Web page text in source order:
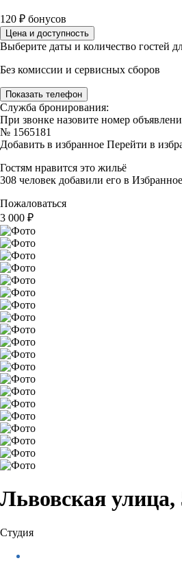
120 ₽ бонусов
Цена и доступность
Выберите даты и количество гостей
Без комиссии и сервисных сборов
Показать телефон
Служба бронирования:
При звонке назовите номер
№ 1565181
Добавить в избранное Перейти в
Гостям нравится это жильё
308 человек добавили его в Избранное
Пожаловаться
3 000 ₽
Львовская улица,
Студия